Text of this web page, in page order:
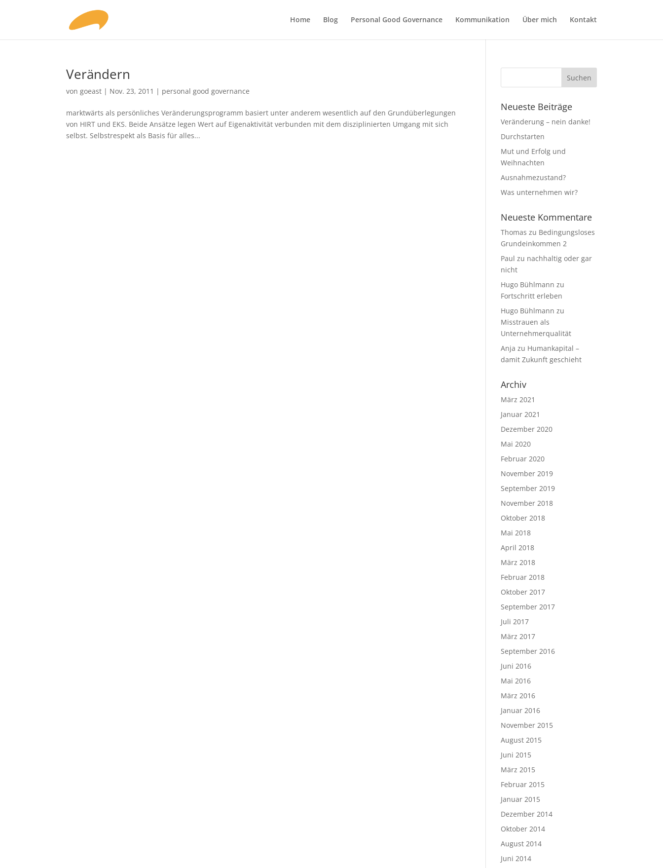
Home Blog Personal Good Governance Kommunikation Über mich Kontakt
Verändern
vongoeast | Nov. 23, 2011 | personal good governance
marktwärts als persönliches Veränderungsprogramm basiert unter anderem wesentlich auf den Grundüberlegungen
von HIRT und EKS. Beide Ansätze legen Wert auf Eigenaktivität verbunden mit dem disziplinierten Umgang mit sich
selbst. Selbstrespekt als Basis für alles...
Neueste Beiträge
Veränderung – nein danke!
Durchstarten
Mut und Erfolg und
Weihnachten
Ausnahmezustand?
Was unternehmen wir?
Neueste Kommentare
Thomas zu Bedingungsloses
Grundeinkommen 2
Paul zu nachhaltig oder gar
nicht
Hugo Bühlmann zu
Fortschritt erleben
Hugo Bühlmann zu
Misstrauen als
Unternehmerqualität
Anja zu Humankapital –
damit Zukunft geschieht
Archiv
März 2021
Januar 2021
Dezember 2020
Mai 2020
Februar 2020
November 2019
September 2019
November 2018
Oktober 2018
Mai 2018
April 2018
März 2018
Februar 2018
Oktober 2017
September 2017
Juli 2017
März 2017
September 2016
Juni 2016
Mai 2016
März 2016
Januar 2016
November 2015
August 2015
Juni 2015
März 2015
Februar 2015
Januar 2015
Dezember 2014
Oktober 2014
August 2014
Juni 2014